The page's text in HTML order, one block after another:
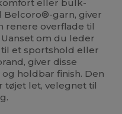
eller bulk-
Belcoro®-garn, giver
renere overflade til
om du leder
et sportshold eller
giver disse
holdbar finish. Den
tøjet let, velegnet til